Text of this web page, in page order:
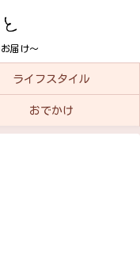
届け～
ライフスタイル
おでかけ